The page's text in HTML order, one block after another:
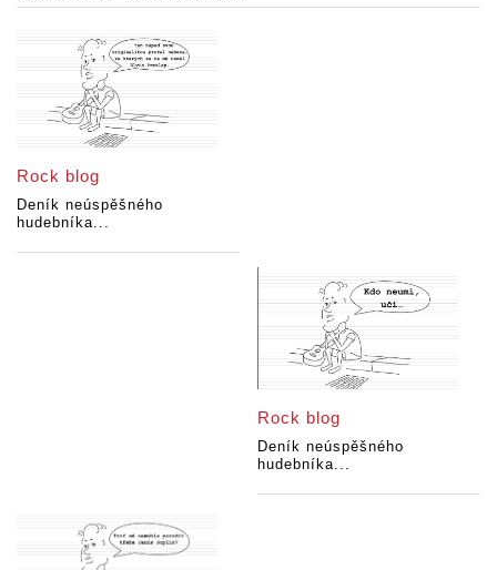
Rock blog
Deník neúspěšného
hudebníka...
Rock blog
Deník neúspěšného
hudebníka...